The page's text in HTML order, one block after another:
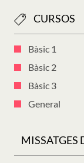
CURSOS
Bàsic 1
Bàsic 2
Bàsic 3
General
MISSATGES